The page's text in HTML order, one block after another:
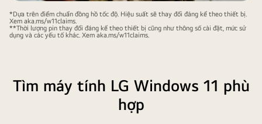
*Dựa trên điểm chuẩn đồng hồ tốc độ. Hiệu suất sẽ thay đổi đáng kể theo thiết bị.
Xem aka.ms/w11claims.
**Thời lượng pin thay đổi đáng kể theo thiết bị cũng như thông số cài đặt, mức sử
dụng và các yếu tố khác. Xem aka.ms/w11claims.
Tìm máy tính LG Windows 11 phù
hợp